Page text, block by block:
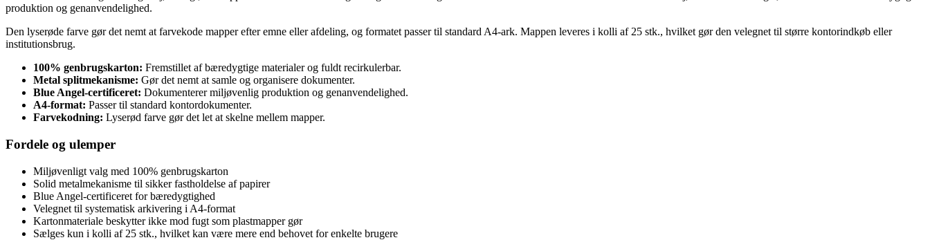
produktion og genanvendelighed.
Den lyserøde farve gør det nemt at farvekode mapper efter emne eller afdeling, og formatet passer til standard A4-ark. Mappen leveres i kolli af 25 stk., hvilket gør den velegnet til større kontorindkøb eller
institutionsbrug.
100% genbrugskarton: Fremstillet af bæredygtige materialer og fuldt recirkulerbar.
Metal splitmekanisme: Gør det nemt at samle og organisere dokumenter.
Blue Angel-certificeret: Dokumenterer miljøvenlig produktion og genanvendelighed.
A4-format: Passer til standard kontordokumenter.
Farvekodning: Lyserød farve gør det let at skelne mellem mapper.
Fordele og ulemper
Miljøvenligt valg med 100% genbrugskarton
Solid metalmekanisme til sikker fastholdelse af papirer
Blue Angel-certificeret for bæredygtighed
Velegnet til systematisk arkivering i A4-format
Kartonmateriale beskytter ikke mod fugt som plastmapper gør
Sælges kun i kolli af 25 stk., hvilket kan være mere end behovet for enkelte brugere